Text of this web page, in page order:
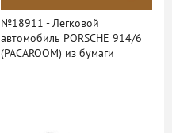
№18911 - Легковой
автомобиль PORSCHE 914/6
(PACAROOM) из бумаги